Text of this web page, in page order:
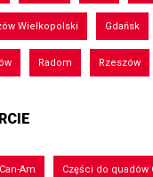
Wielkopolski Gdańsk
Radom Rzeszów
Am Części do quadów